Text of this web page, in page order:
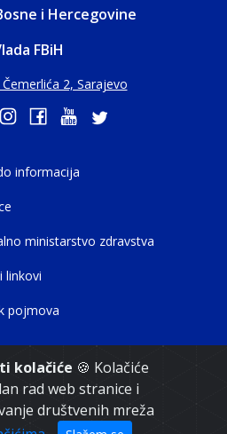
kolačiće 🍪 Kolačiće
rad web stranice i
društvenih mreža
i Hercegovine
FBiH
2, Sarajevo
informacija
ministarstvo zdravstva
linkovi
pojmova
Federacije Bosne i